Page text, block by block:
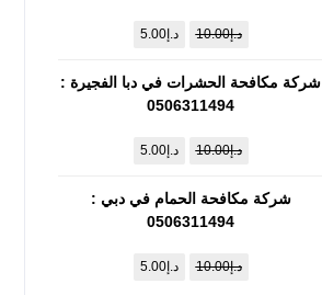
د.إ10.00 د.إ5.00
شركة مكافحة الحشرات في دبا الفجيرة :
0506311494
د.إ10.00 د.إ5.00
شركة مكافحة الحمام في دبي :
0506311494
د.إ10.00 د.إ5.00